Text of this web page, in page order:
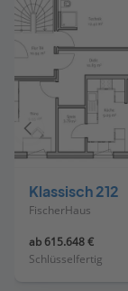
Klassisch 212
FischerHaus
ab 615.648 €
Schlüsselfertig
Vorheriges
Haus